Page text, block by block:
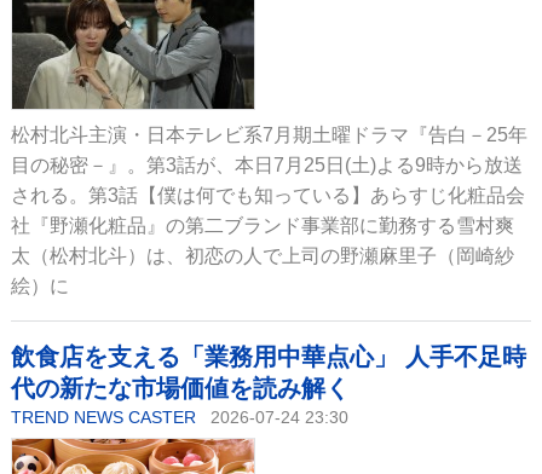
松村北斗主演・日本テレビ系7月期土曜ドラマ『告白－25年
目の秘密－』。第3話が、本日7月25日(土)よる9時から放送
される。第3話【僕は何でも知っている】あらすじ化粧品会
社『野瀬化粧品』の第二ブランド事業部に勤務する雪村爽
太（松村北斗）は、初恋の人で上司の野瀬麻里子（岡崎紗
絵）に
飲食店を支える「業務用中華点心」 人手不足時
代の新たな市場価値を読み解く
TREND NEWS CASTER 2026-07-24 23:30